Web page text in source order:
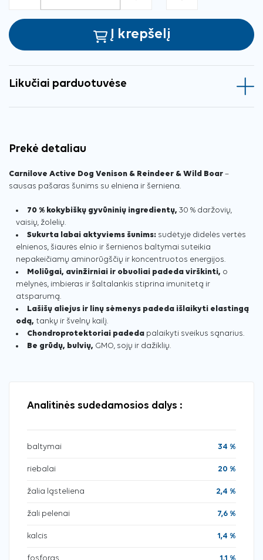
Į krepšelį
Likučiai parduotuvėse
Prekė detaliau
Carnilove Active Dog Venison & Reindeer & Wild Boar –
sausas pašaras šunims su elniena ir šerniena.
70 % kokybiškų gyvūninių ingredientų, 30 % daržovių,
vaisių, žolelių.
Sukurta labai aktyviems šunims: sudėtyje didelės vertės
elnienos, šiaurės elnio ir šernienos baltymai suteikia
nepakeičiamų aminorūgščių ir koncentruotos energijos.
Moliūgai, avinžirniai ir obuoliai padeda virškinti, o
mėlynės, imbieras ir šaltalankis stiprina imunitetą ir
atsparumą.
Lašišų aliejus ir linų sėmenys padeda išlaikyti elastingą
odą, tankų ir švelnų kailį.
Chondroprotektoriai padeda palaikyti sveikus sąnarius.
Be grūdų, bulvių, GMO, sojų ir dažiklių.
Analitinės sudedamosios dalys :
baltymai 34 %
riebalai 20 %
žalia ląsteliena 2,4 %
žali pelenai 7,6 %
kalcis 1,4 %